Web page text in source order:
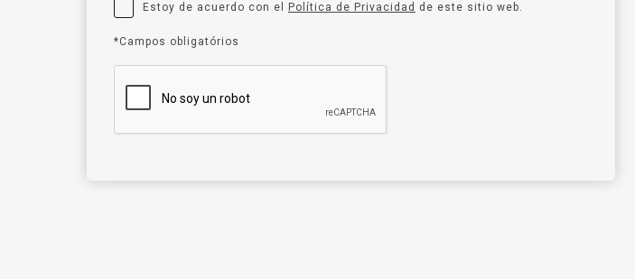
Estoy de acuerdo con el Política de Privacidad de este sitio web.
*Campos obligatórios